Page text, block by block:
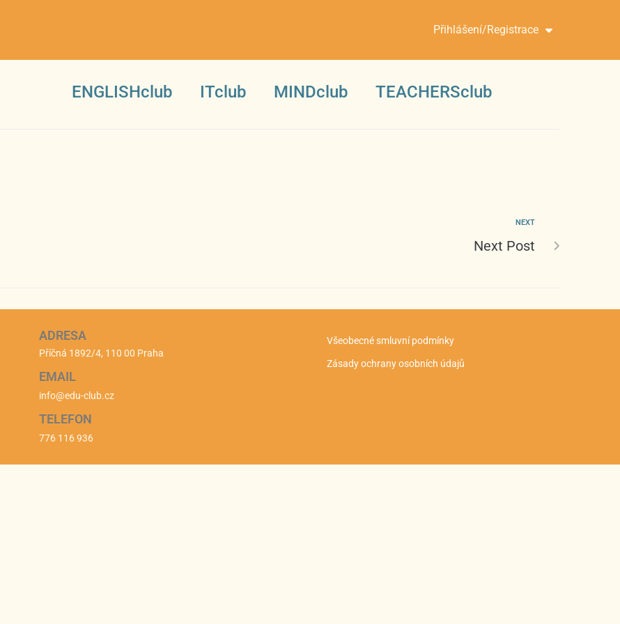
Přihlášení/Registrace
ENGLISHclub ITclub MINDclub TEACHERSclub
NEXT
Next Post
ADRESA
Příčná 1892/4, 110 00 Praha
EMAIL
info@edu-club.cz
TELEFON
776 116 936
Všeobecné smluvní podmínky
Zásady ochrany osobních údajů